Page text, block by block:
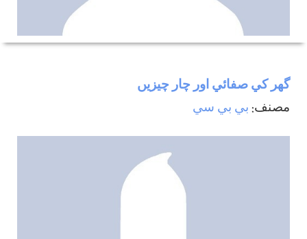
گھر كي صفائي اور چار چيزيں
مصنف: بي بي سي